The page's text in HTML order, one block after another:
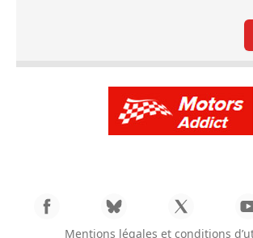
Mentions légales et conditions